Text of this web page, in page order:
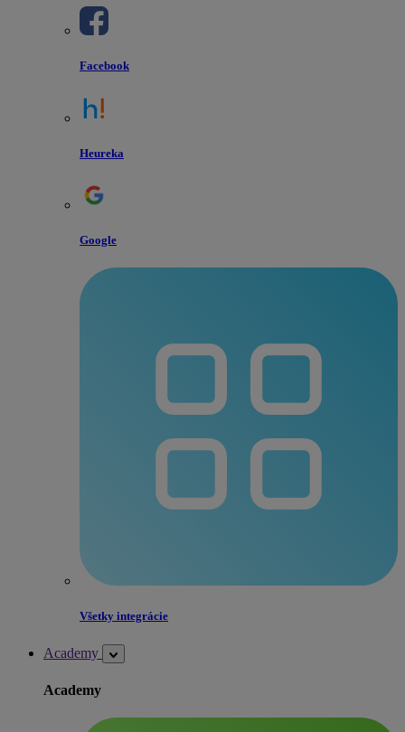
Facebook
Heureka
Google
Všetky integrácie
Academy
Academy